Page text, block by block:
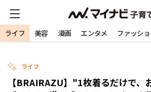
ライフ 美容 漫画 エンタメ ファッシ
ライフ
【BRAIRAZU】"1枚着るだけで、